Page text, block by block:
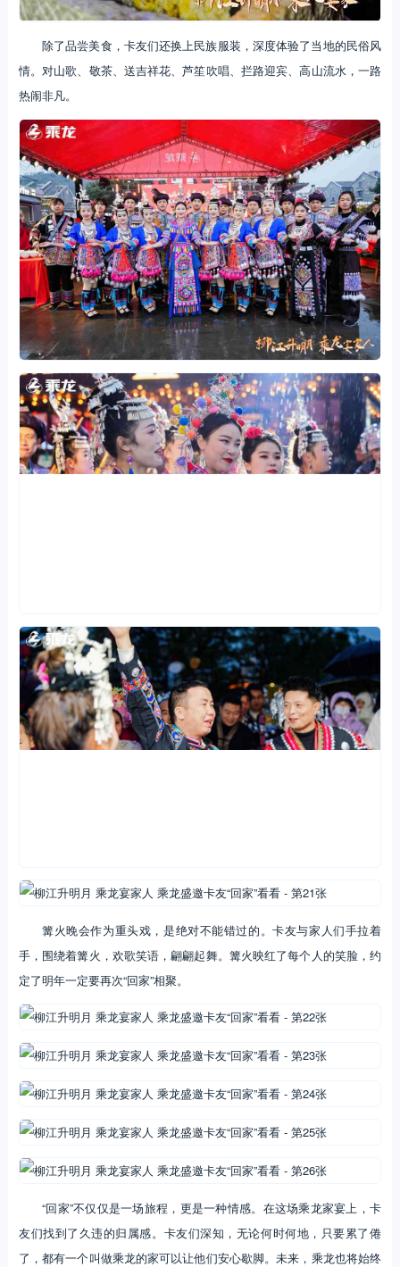
除了品尝美食，卡友们还换上民族服装，深度体验了当地的民俗风
情。对山歌、敬茶、送吉祥花、芦笙吹唱、拦路迎宾、高山流水，一路
热闹非凡。
篝火晚会作为重头戏，是绝对不能错过的。卡友与家人们手拉着
手，围绕着篝火，欢歌笑语，翩翩起舞。篝火映红了每个人的笑脸，约
定了明年一定要再次“回家”相聚。
“回家”不仅仅是一场旅程，更是一种情感。在这场乘龙家宴上，卡
友们找到了久违的归属感。卡友们深知，无论何时何地，只要累了倦
了，都有一个叫做乘龙的家可以让他们安心歇脚。未来，乘龙也将始终